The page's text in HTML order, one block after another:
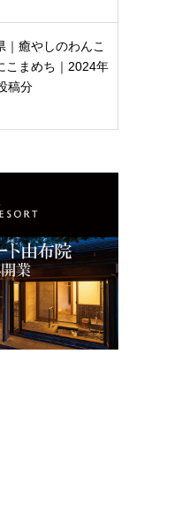
｜癒やしのわんこ
まめち｜2024年
稿分